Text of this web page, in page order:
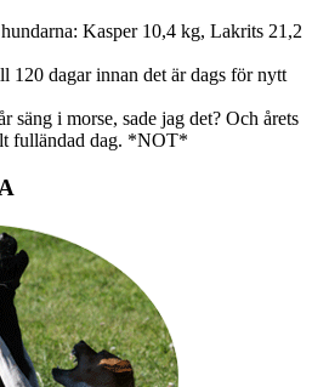
hundarna: Kasper 10,4 kg, Lakrits 21,2
120 dagar innan det är dags för nytt
säng i morse, sade jag det? Och årets
fulländad dag. *NOT*